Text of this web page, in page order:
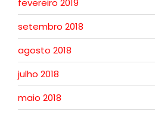
fevereiro 2019
setembro 2018
agosto 2018
julho 2018
maio 2018